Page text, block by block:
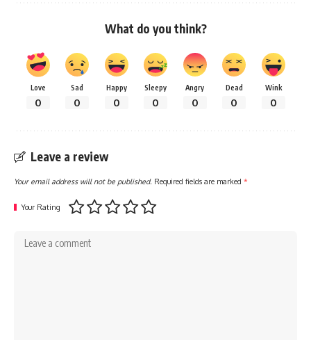
What do you think?
Love
0
Sad
0
Happy
0
Sleepy
0
Angry
0
Dead
0
Wink
0
Leave a review
Your email address will not be published. Required fields are marked *
Your Rating